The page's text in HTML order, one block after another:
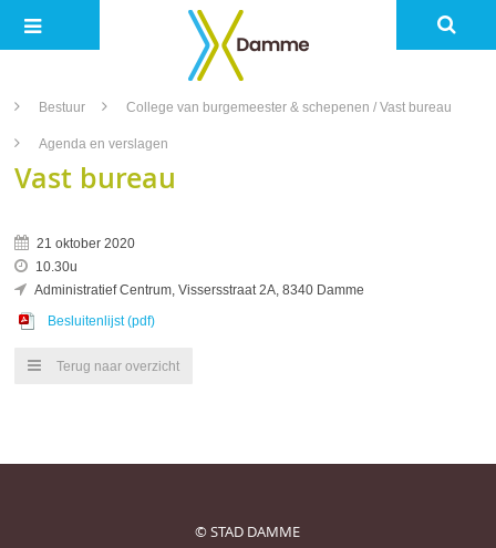
Bestuur College van burgemeester & schepenen / Vast bureau
Agenda en verslagen
Vast bureau
21 oktober 2020
10.30u
Administratief Centrum, Vissersstraat 2A, 8340 Damme
Bijlagen
Besluitenlijst (pdf)
Terug naar overzicht
© STAD DAMME